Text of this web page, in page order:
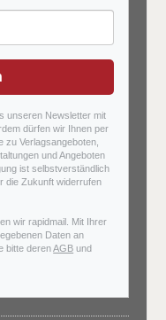
unseren Newsletter mit
dürfen wir Ihnen per
zu Verlagsangeboten,
und Angeboten
ist selbstverständlich
die Zukunft widerrufen
wir rapidmail. Mit Ihrer
Daten an
bitte derenAGB und